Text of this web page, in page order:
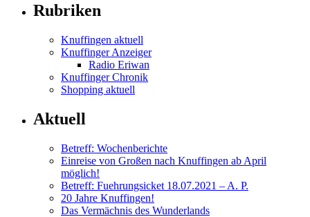
Rubriken
Knuffingen aktuell
Knuffinger Anzeiger
Radio Eriwan
Knuffinger Chronik
Shopping aktuell
Aktuell
Betreff: Wochenberichte
Einreise von Großen nach Knuffingen ab April
möglich!
Betreff: Fuehrungsicket 18.07.2021 – A. P.
20 Jahre Knuffingen!
Das Vermächnis des Wunderlands